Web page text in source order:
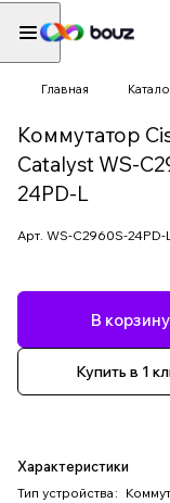
Главная
Коммутатор
Catalyst WS-
24PD-L
Арт. WS-C2960S-24PD-
В корзину
Купить в 1
Характеристики
Тип устройства :